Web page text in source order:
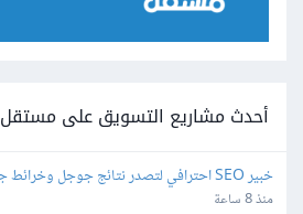
أحدث مشاريع التسويق على مستقل
خبير SEO احترافي لتصدر نتائج جوجل وخرائط جوجل
منذ 8 ساعة